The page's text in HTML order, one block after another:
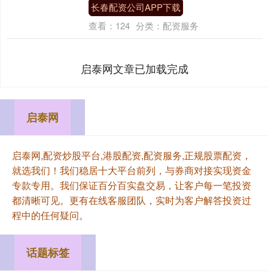
长春配资公司APP下载
查看： 124 分类： 配资服务
启泰网文章已加载完成
启泰网
启泰网,配资炒股平台,港股配资,配资服务,正规股票配资，
就选我们！我们稳居十大平台前列，与券商对接实现资金
专款专用。我们保证百分百实盘交易，让客户每一笔投资
都清晰可见。更有在线客服团队，实时为客户解答投资过
程中的任何疑问。
话题标签